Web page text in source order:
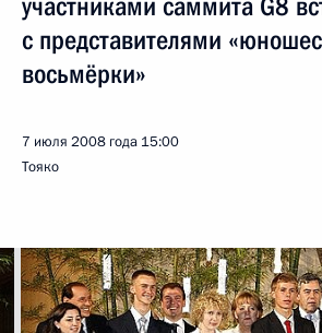
участниками саммита G8
с представителями
восьмёрки»
7 июля 2008 года 15:00
Тояко